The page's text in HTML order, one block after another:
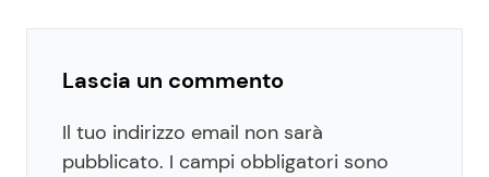
Lascia un commento
Il tuo indirizzo email non sarà
pubblicato. I campi obbligatori sono